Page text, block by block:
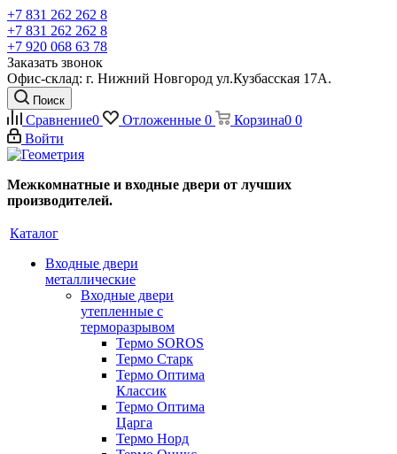
+7 831 262 262 8
+7 831 262 262 8
+7 920 068 63 78
Заказать звонок
Офис-склад: г. Нижний Новгород ул.Кузбасская 17А.
Поиск
Сравнение0 Отложенные 0 Корзина0 0
Войти
Межкомнатные и входные двери от лучших
производителей.
Каталог
Входные двери
металлические
Входные двери
утепленные с
терморазрывом
Термо SOROS
Термо Старк
Термо Оптима
Классик
Термо Оптима
Царга
Термо Норд